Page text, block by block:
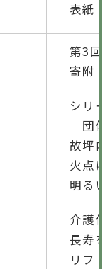
表紙
第3
寄附
シリ
団
故坪
火点
明
介護
長
リ